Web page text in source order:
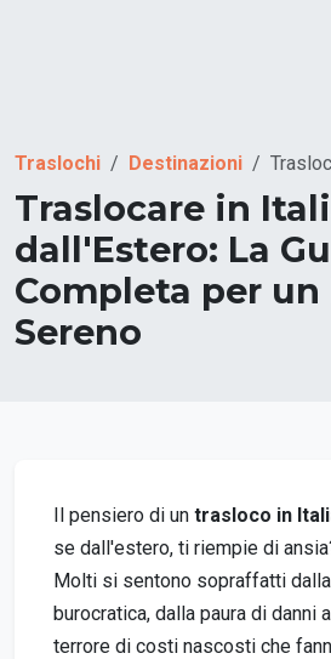
Traslochi Destinazioni
Traslocare in
dall'Estero: La
Completa per
Sereno
Il pensiero di un trasloco in
se dall'estero, ti riempie di
Molti si sentono sopraffatti
burocratica, dalla paura di danni
terrore di costi nascosti che